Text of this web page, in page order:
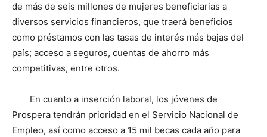
de más de seis millones de mujeres beneficiarias a
diversos servicios financieros, que traerá beneficios
como préstamos con las tasas de interés más bajas del
país; acceso a seguros, cuentas de ahorro más
competitivas, entre otros.
En cuanto a inserción laboral, los jóvenes de
Prospera tendrán prioridad en el Servicio Nacional de
Empleo, así como acceso a 15 mil becas cada año para